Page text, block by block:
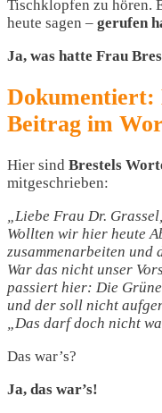
Tischklopfen zu hören.
heute sagen – gerufen
Ja, was hatte Frau
Dokumentiert:
Beitrag im
Hier sind Brestels
mitgeschrieben:
„Liebe Frau Dr.
Wollten wir hier heute
zusammenarbeiten
War das nicht unser
passiert hier: Die
und der soll nicht
„Das darf doch nicht
Das war’s?
Ja, das war’s!